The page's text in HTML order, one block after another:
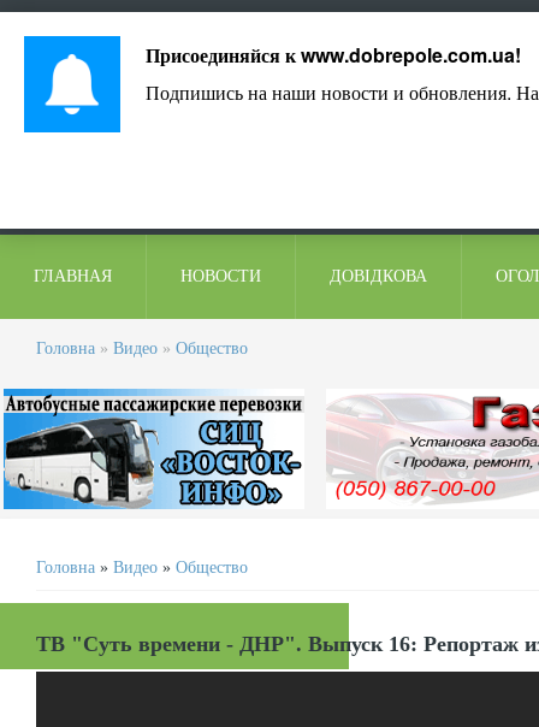
ГЛАВНАЯ НОВОСТИ ДОВІДКОВА
Головна » Видео » Общество
Головна » Видео » Общество
ТВ "Суть времени - ДНР". Выпуск 16: Репортаж
Присоединяйся кwww.dobrepole.com.ua!
Подпишись на наши новости и обновления.